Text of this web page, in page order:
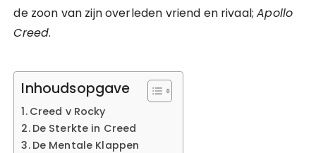
de zoon van zijn overleden vriend en rivaal;Apollo
Creed.
Inhoudsopgave
Creed v Rocky
De Sterkte in Creed
De Mentale Klappen